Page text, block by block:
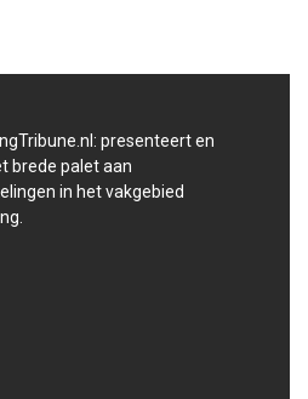
presenteert en
brede palet aan
in het vakgebied